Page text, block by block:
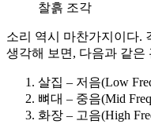
찰흙 조각
소리 역시 마찬가지이다.
생각해 보면, 다음과 같은
살집 – 저음(Low
뼈대 – 중음(Mid
화장 – 고음(High